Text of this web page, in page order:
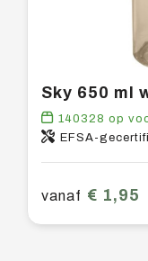
140328 op
EFSA-gecertificeerd
vanaf € 1,95